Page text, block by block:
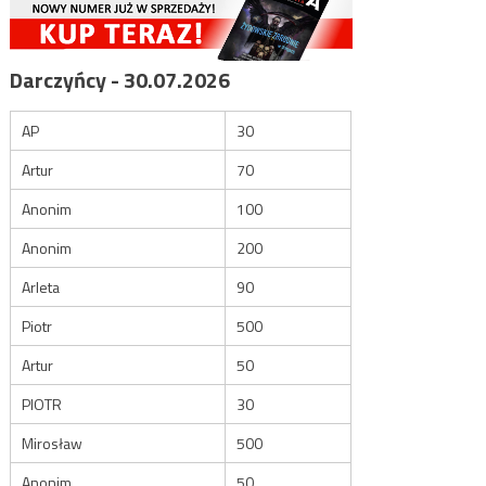
Darczyńcy - 30.07.2026
AP
30
Artur
70
Anonim
100
Anonim
200
Arleta
90
Piotr
500
Artur
50
PIOTR
30
Mirosław
500